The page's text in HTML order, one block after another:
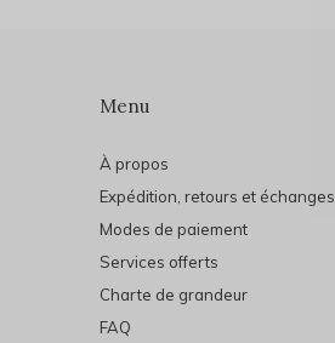
Menu
À propos
Expédition, retours et échanges
Modes de paiement
Services offerts
Charte de grandeur
FAQ